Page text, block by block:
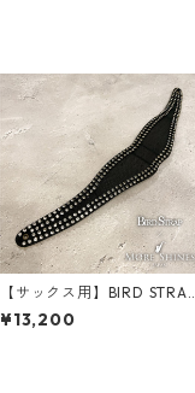
【サックス用】BIRD
× More Shines コラボモデ
ル #ラインストーン・ネッ
¥13,200